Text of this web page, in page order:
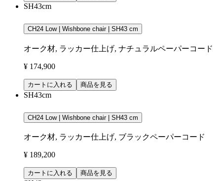
SH43cm
CH24 Low | Wishbone chair | SH43 cm
オーク材, ラッカー仕上げ, ナチュラルペーパーコード
¥ 174,900
カートに入れる 商品を見る
SH43cm
CH24 Low | Wishbone chair | SH43 cm
オーク材, ラッカー仕上げ, ブラックペーパーコード
¥ 189,200
カートに入れる 商品を見る